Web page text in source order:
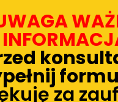
za